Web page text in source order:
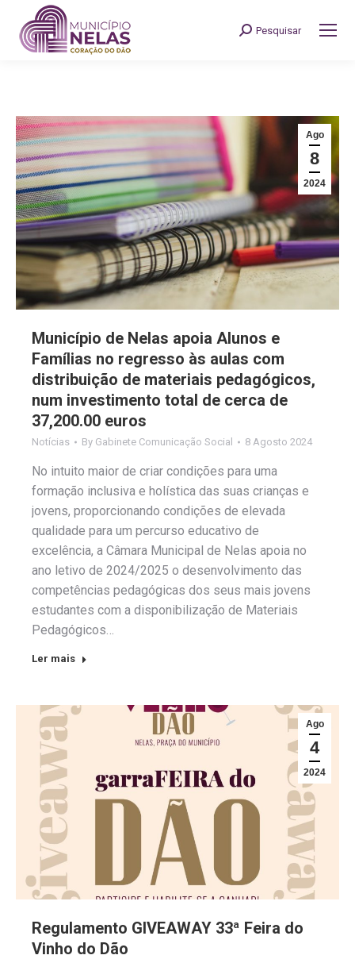
Search:
Pesquisar
Ago
8
2024
Município de Nelas apoia Alunos e
Famílias no regresso às aulas com
distribuição de materiais pedagógicos,
num investimento total de cerca de
37,200.00 euros
Notícias By Gabinete Comunicação Social 8 Agosto 2024
No intuito maior de criar condições para uma
formação inclusiva e holística das suas crianças e
jovens, proporcionando condições de elevada
qualidade para um percurso educativo de
excelência, a Câmara Municipal de Nelas apoia no
ano letivo de 2024/2025 o desenvolvimento das
competências pedagógicas dos seus mais jovens
estudantes com a disponibilização de Materiais
Pedagógicos…
Ler mais
Ago
4
2024
Regulamento GIVEAWAY 33ª Feira do
Vinho do Dão